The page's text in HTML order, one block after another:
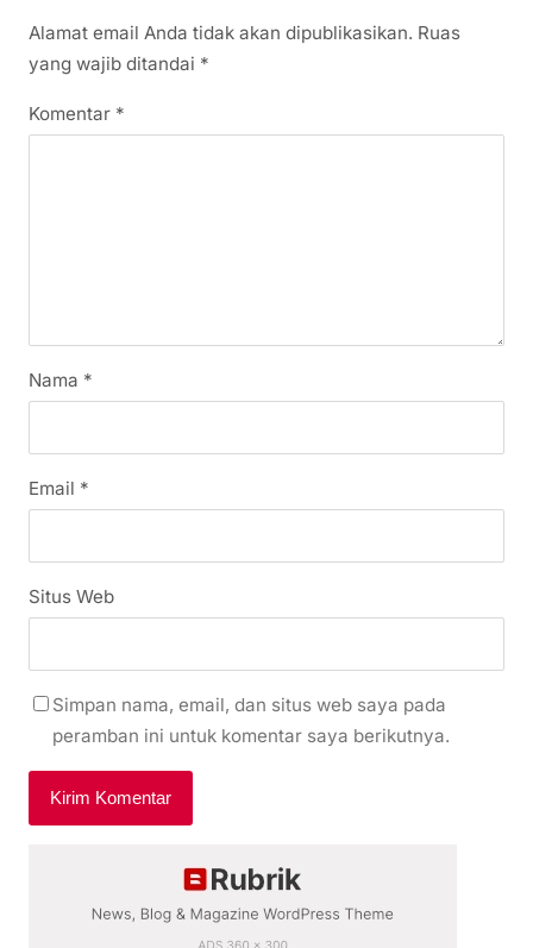
Alamat email Anda tidak akan dipublikasikan. Ruas
yang wajib ditandai *
Komentar *
Nama *
Email *
Situs Web
Simpan nama, email, dan situs web saya pada
peramban ini untuk komentar saya berikutnya.